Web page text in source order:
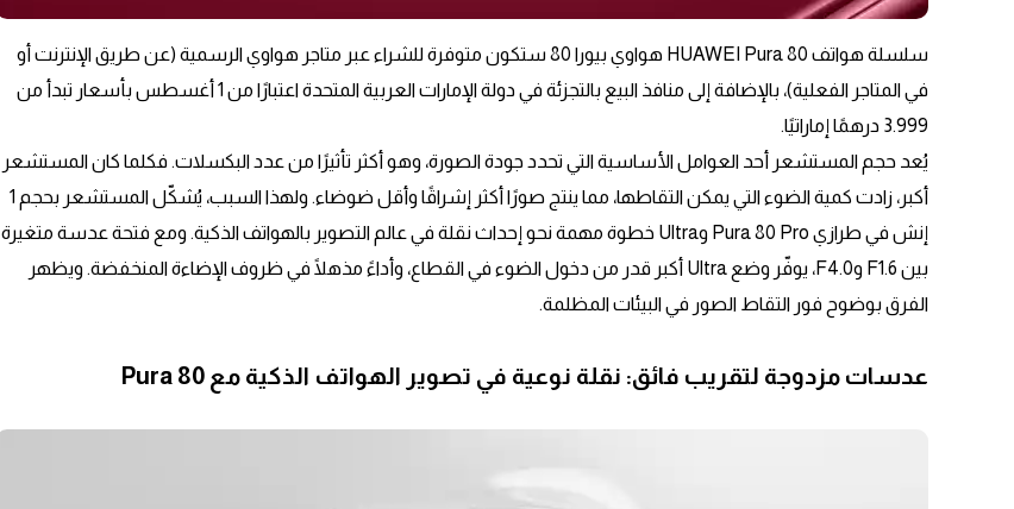
سلسلة هواتف HUAWEI Pura 80 هواوي بيورا 80 ستكون متوفرة للشراء عبر متاجر هواوي الرسمية (عن طريق الإنترنت أو
في المتاجر الفعلية)، بالإضافة إلى منافذ البيع بالتجزئة في دولة الإمارات العربية المتحدة اعتبارًا من 1 أغسطس بأسعار تبدأ من
3.999 درهمًا إماراتيًا.
يُعد حجم المستشعر أحد العوامل الأساسية التي تحدد جودة الصورة، وهو أكثر تأثيرًا من عدد البكسلات. فكلما كان المستشعر
أكبر، زادت كمية الضوء التي يمكن التقاطها، مما ينتج صورًا أكثر إشراقًا وأقل ضوضاء. ولهذا السبب، يُشكّل المستشعر بحجم 1
إنش في طرازي Pura 80 Pro وUltra خطوة مهمة نحو إحداث نقلة في عالم التصوير بالهواتف الذكية. ومع فتحة عدسة متغيرة
بين F1.6 وF4.0، يوفّر وضع Ultra أكبر قدر من دخول الضوء في القطاع، وأداءً مذهلًا في ظروف الإضاءة المنخفضة. ويظهر
الفرق بوضوح فور التقاط الصور في البيئات المظلمة.
عدسات مزدوجة لتقريب فائق: نقلة نوعية في تصوير الهواتف الذكية مع Pura 80